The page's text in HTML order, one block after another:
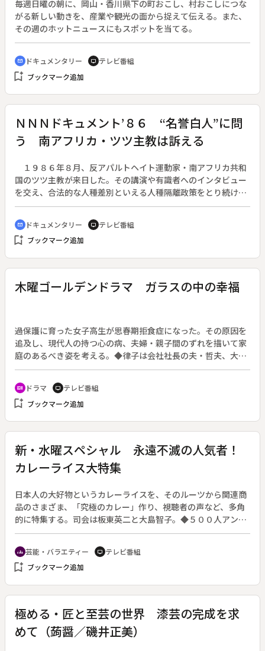
毎週日曜の朝に、岡山・香川県下の町おこし、村おこしにつな
がる新しい動きを、産業や観光の面から捉えて伝える。また、
その週のホットニュースにもスポットを当てる。
cinematic_blur ドキュメンタリー tv テレビ番組
bookmark_add ブックマーク追加
ＮＮＮドキュメント’８６ “名誉白人”に問
う 南アフリカ・ツツ主教は訴える
１９８６年８月、反アパルトヘイト運動家・南アフリカ共和
国のツツ主教が来日した。その講演や有識者へのインタビュー
を交え、合法的な人種差別といえる人種隔離政策をとり続ける
南アの現状を探る。◆アフリカ大陸の最南端にある“豊か
な”国、南アフリカ。その繁栄は豊富な地下資源と全人口３千
４百万のうち約１５パーセントの白人だけを優遇する政策に支
えられている。有色人種に貧困を強いる体制に対して国連は経
と石炭の輸入は禁止されず、貿易相手国としての日本を重視し
た南アは日本人に“名誉白人”の称号を与えた。ツツ主教は日本
に対して制裁への協力を訴える。
cinematic_blur ドキュメンタリー tv テレビ番組
bookmark_add ブックマーク追加
木曜ゴールデンドラマ ガラスの中の幸福
過保護に育った女子高生が思春期拒食症になった。その原因を
追及し、現代人の持つ心の病、夫婦・親子間のずれを描いて家
庭のあるべき姿を考える。◆律子は会社社長の夫・哲夫、大学
生の京平、高校生の英理の二人の子供と平穏な家庭で暮らして
いた。ところが突然、夫に１１年も前から愛人がいたとわか
る。別居状態の夫婦関係をとりつくろう律子のもとに、英理が
学校で倒れたと知らせが入る。痩せ細った英理を診察した医者
家庭環境にあると宣告する。
recent_actors ドラマ tv テレビ番組
bookmark_add ブックマーク追加
新・水曜スペシャル 永遠不滅の人気者！
カレーライス大特集
日本人の大好物というカレーライスを、そのルーツから関連商
品のさまざま、「究極のカレー」作り、視聴者の声など、多角
的に特集する。司会は板東英二と大島智子。◆５００人アンケ
ートによれば、日本人の好物料理・第１位はカレーライス。そ
こでレポーターが全国をまわって集めた豪華な食材を用いて、
スタジオで究極のカレーを作るほか、ゲスト３組の自慢レシピ
ーで作ってみせる。また全国各地の名物カレーを探訪したりカ
ーリクエストを受けたりするなど、バラエティに富むカレーラ
イス特集を展開する。
groups 芸能・バラエティー tv テレビ番組
bookmark_add ブックマーク追加
極める・匠と至芸の世界 漆芸の完成を求
めて（蒟醤／磯井正美）